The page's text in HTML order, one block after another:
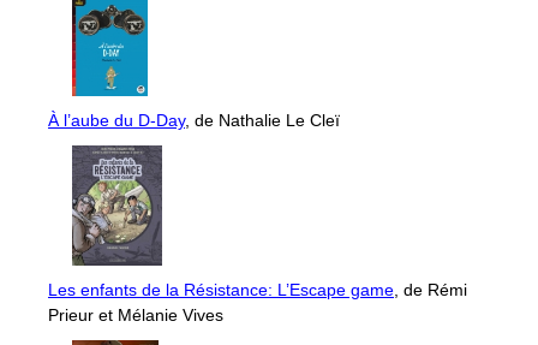
À l’aube du D-Day, de Nathalie Le Cleï
Les enfants de la Résistance: L’Escape game, de Rémi
Prieur et Mélanie Vives